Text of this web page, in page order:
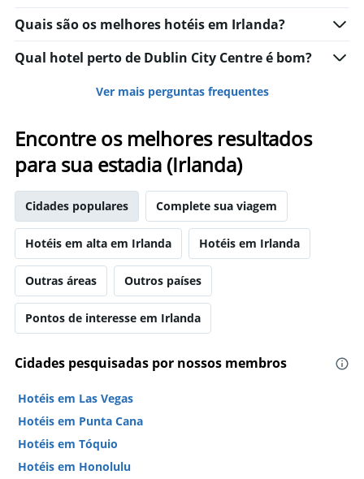
Quais são os melhores hotéis em Irlanda?
Qual hotel perto de Dublin City Centre é bom?
Ver mais perguntas frequentes
Encontre os melhores resultados
para sua estadia (Irlanda)
Cidades populares Complete sua viagem
Hotéis em alta em Irlanda Hotéis em Irlanda
Outras áreas Outros países
Pontos de interesse em Irlanda
Cidades pesquisadas por nossos membros
Hotéis em Las Vegas
Hotéis em Punta Cana
Hotéis em Tóquio
Hotéis em Honolulu